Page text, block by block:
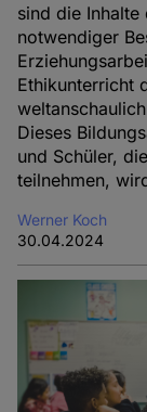
sind die Inhalte
notwendiger
Ethikunterricht
Dieses
und Schüler,
teilnehmen,
Werner Koch
30.04.2024